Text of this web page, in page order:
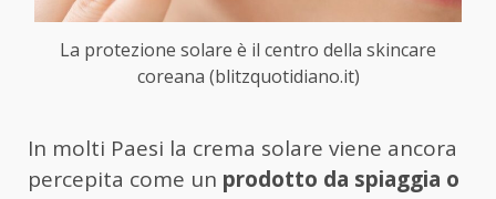
La protezione solare è il centro della skincare
coreana (blitzquotidiano.it)
In molti Paesi la crema solare viene ancora
percepita come un prodotto da spiaggia o